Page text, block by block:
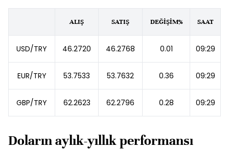
ALIŞ SATIŞ DEĞİŞİM% SAAT
USD/TRY 46.2720 46.2768 0.01 09:29
EUR/TRY 53.7533 53.7632 0.36 09:29
GBP/TRY 62.2623 62.2796 0.28 09:29
Doların aylık-yıllık performansı